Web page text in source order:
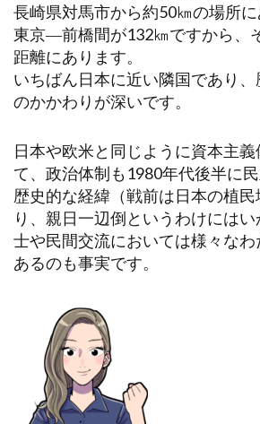
長崎県対馬市から約50㎞の場所に
東京―前橋間が132㎞ですから、
距離にあります。
いちばん日本に近い隣国であり、
のかかわりが深いです。
日本や欧米と同じように資本主
て、政治体制も1980年代後半に民
歴史的な経緯（戦前は日本の植
り、親日一辺倒というわけには
士や民間交流においては様々な
あるのも事実です。